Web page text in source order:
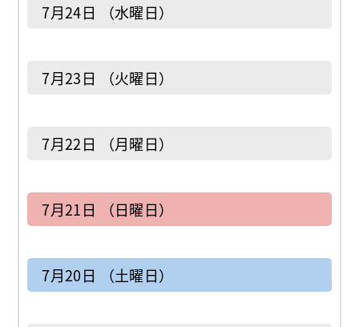
7月24日 （水曜日）
7月23日 （火曜日）
7月22日 （月曜日）
7月21日 （日曜日）
7月20日 （土曜日）